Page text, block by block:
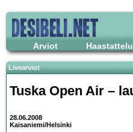
Arviot
Livearviot
Tuska Open Air –
28.06.2008
Kaisaniemi/Helsinki